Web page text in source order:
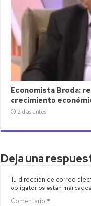
Economista Broda:
crecimiento
2 días antes
Deja una
Tu dirección de correo
obligatorios están
Comentario *